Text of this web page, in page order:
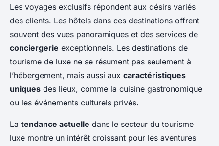
Les voyages exclusifs répondent aux désirs variés
des clients. Les hôtels dans ces destinations offrent
souvent des vues panoramiques et des services de
conciergerie exceptionnels. Les destinations de
tourisme de luxe ne se résument pas seulement à
l’hébergement, mais aussi aux caractéristiques
uniques des lieux, comme la cuisine gastronomique
ou les événements culturels privés.
La tendance actuelle dans le secteur du tourisme
luxe montre un intérêt croissant pour les aventures